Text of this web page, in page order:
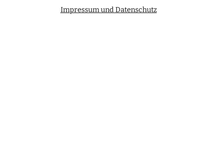
Impressum und Datenschutz